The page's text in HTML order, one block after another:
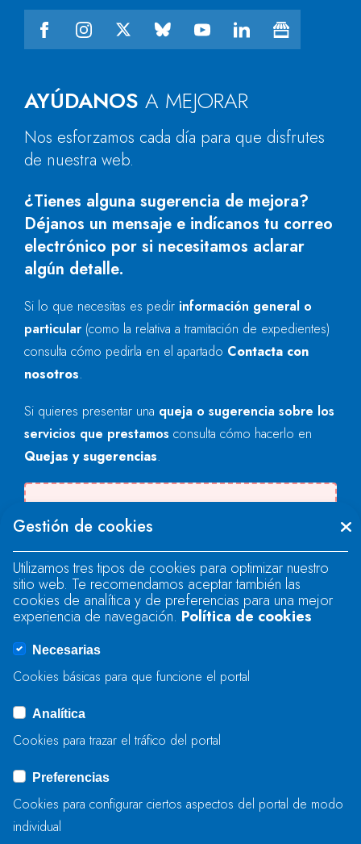
AYÚDANOS A MEJORAR
Nos esforzamos cada día para que disfrutes
de nuestra web.
¿Tienes alguna sugerencia de mejora?
Déjanos un mensaje e indícanos tu correo
electrónico por si necesitamos aclarar
algún detalle.
Si lo que necesitas es pedir información general o
particular (como la relativa a tramitación de expedientes)
consulta cómo pedirla en el apartado Contacta con
nosotros.
Si quieres presentar una queja o sugerencia sobre los
servicios que prestamos consulta cómo hacerlo en
Quejas y sugerencias.
"text".
Se produjo un error al cargar el campo
"text".
Se produjo un error al cargar el campo
ENVIAR
Gestión de cookies
Utilizamos tres tipos de cookies para optimizar nuestro
sitio web. Te recomendamos aceptar también las
cookies de analítica y de preferencias para una mejor
experiencia de navegación. Política de cookies
Necesarias
Cookies básicas para que funcione el portal
Analítica
Cookies para trazar el tráfico del portal
Preferencias
Cookies para configurar ciertos aspectos del portal de modo
individual